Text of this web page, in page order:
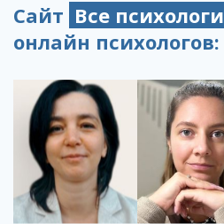
Сайт Все психологи
онлайн психологов: